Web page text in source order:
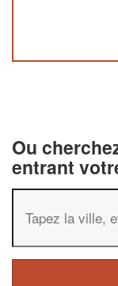
Ou
entrant